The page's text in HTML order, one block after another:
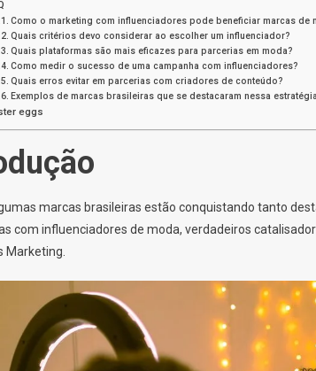
Como o marketing com influenciadores pode beneficiar marcas de
Quais critérios devo considerar ao escolher um influenciador?
Quais plataformas são mais eficazes para parcerias em moda?
Como medir o sucesso de uma campanha com influenciadores?
Quais erros evitar em parcerias com criadores de conteúdo?
Exemplos de marcas brasileiras que se destacaram nessa
eggs
marcas brasileiras estão conquistando tanto
com influenciadores de moda, verdadeiros
Marketing.